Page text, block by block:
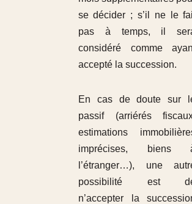
se décider ; s’il ne le
pas à temps, il
considéré comme
accepté la succession.
En cas de doute sur
passif (arriérés
estimations
imprécises, biens
l’étranger…), une
possibilité est
n’accepter la